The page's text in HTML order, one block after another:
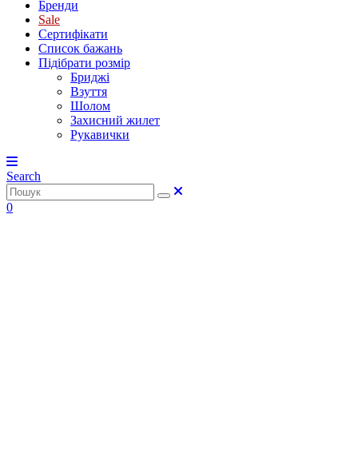
Бренди
Sale
Сертифікати
Список бажань
Підібрати розмір
Бриджі
Взуття
Шолом
Захисний жилет
Рукавички
Search
0